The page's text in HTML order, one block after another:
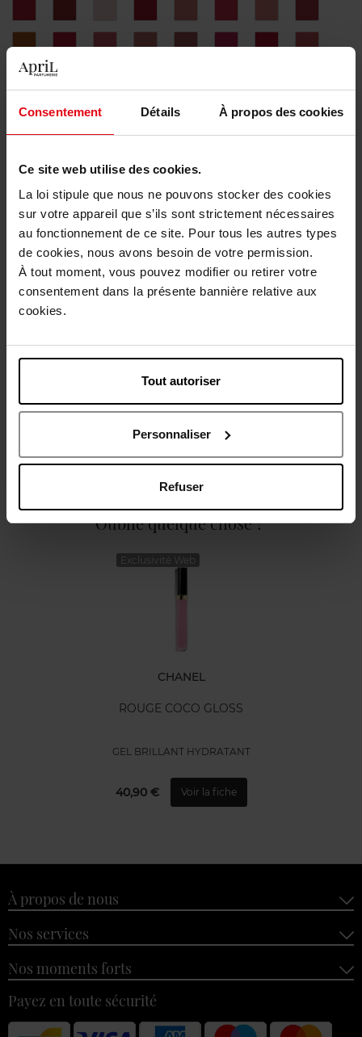
Consentement Détails À propos des cookies
Ce site web utilise des cookies.
La loi stipule que nous ne pouvons stocker des cookies
sur votre appareil que s’ils sont strictement nécessaires
au fonctionnement de ce site. Pour tous les autres types
de cookies, nous avons besoin de votre permission.
À tout moment, vous pouvez modifier ou retirer votre
consentement dans la présente bannière relative aux
cookies.
Tout autoriser
Personnaliser
Refuser
GLOWMAGICMERVEILLEOPPORTUNITY
RADIANTSEASONVITALITEVIVACITY
Merci de sélectionner les caractéristiques du produit.
Ajouter
Livraison gratuite à partir de 50€
Retour gratuit dans votre magasin
Caractéristiques
Oublié quelque chose ?
Exclusivité Web
CHANEL
ROUGE COCO GLOSS
GEL BRILLANT HYDRATANT
40,90 € Voir la fiche
À propos de nous
Nos services
Nos moments forts
Payez en toute sécurité